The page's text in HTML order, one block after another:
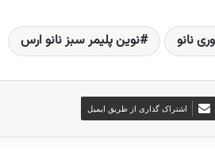
نانو نوین پلیمر سبز نانو ارس
اشتراک گذاری از طریق ایمیل